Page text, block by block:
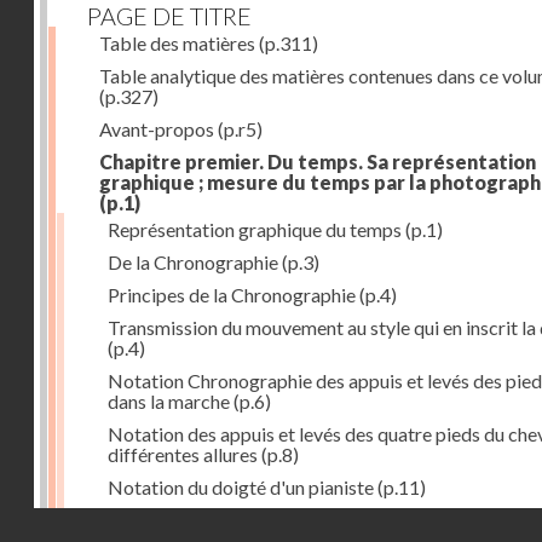
PAGE DE TITRE
Table des matières (p.311)
Table analytique des matières contenues dans ce
(p.327)
Avant-propos (p.r5)
Chapitre premier. Du temps. Sa représentation
graphique ; mesure du temps par la
(p.1)
Représentation graphique du temps (p.1)
De la Chronographie(p.3)
Principes de la Chronographie(p.4)
Transmission du mouvement au style qui en inscrit la
(p.4)
Notation Chronographie des appuis et levés des
dans la marche(p.6)
Notation des appuis et levés des quatre pieds du
différentes allures (p.8)
Notation du doigté d'un pianiste(p.11)